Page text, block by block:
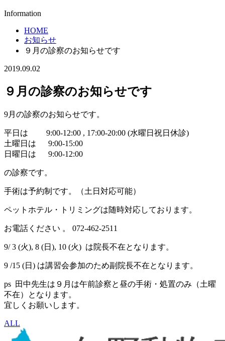
Information
HOME
お知らせ
９月の診察のお知らせです
2019.09.02
９月の診察のお知らせです
9月の診察のお知らせです。
平日は 9:00-12:00 , 17:00-20:00 (水曜日祝日休診)
土曜日は 9:00-15:00
日曜日は 9:00-12:00
の診察です。
手術は予約制です。（土日対応可能）
ペットホテル・トリミングは随時対応しております。
お電話ください 。 072-462-2511
9/ 3 (火), 8 (日), 10 (火) は院長不在となります。
9 /15 (日) は講習会参加のため副院長不在となります。
ps 田中先生は９月は午前診察と昼の手術・処置のみ（土曜
不在）となります。
宜しくお願いします。
ALL